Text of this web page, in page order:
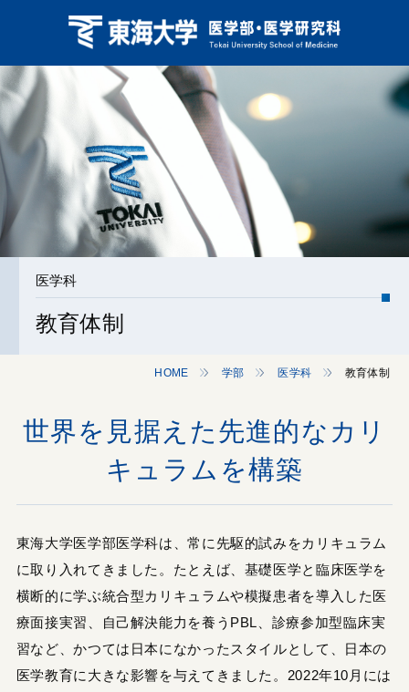
医学科
教育体制
HOME 学部 医学科 教育体制
世界を見据えた先進的なカリ
キュラムを構築
東海大学医学部医学科は、常に先駆的試みをカリキュラム
に取り入れてきました。たとえば、基礎医学と臨床医学を
横断的に学ぶ統合型カリキュラムや模擬患者を導入した医
療面接実習、自己解決能力を養うPBL、診療参加型臨床実
習など、かつては日本になかったスタイルとして、日本の
医学教育に大きな影響を与えてきました。2022年10月には